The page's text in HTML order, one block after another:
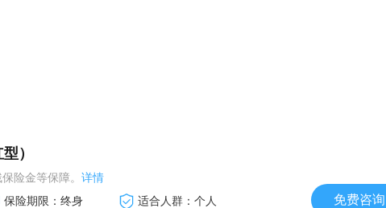
）
险金等保障。 详情
保险期限：终身 适合人群：个人 免费咨询